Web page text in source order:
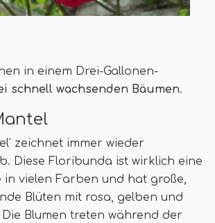
in einem Drei-Gallonen-
schnell wachsenden Bäumen.
zeichnet immer wieder
Diese Floribunda ist wirklich eine
in vielen Farben und hat große,
Blüten mit rosa, gelben und
Blumen treten während der